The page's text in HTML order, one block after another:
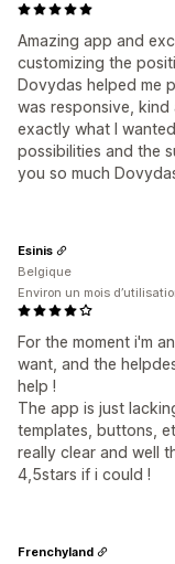
Amazing app and
customizing the
Dovydas helped me
was responsive,
exactly what I
possibilities and the
you so much
For the moment i'm
want, and the
help !
The app is just
templates, buttons,
really clear and well
4,5stars if i could !
Esinis
Belgique
Environ un mois
Frenchyland